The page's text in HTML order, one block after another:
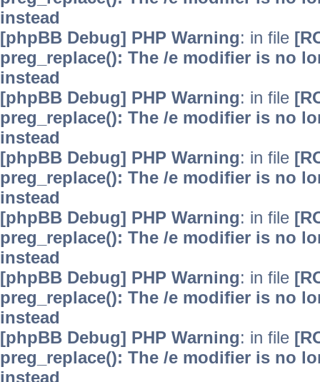
instead
[phpBB Debug] PHP Warning: in file
preg_replace(): The /e modifier is no
instead
[phpBB Debug] PHP Warning: in file
preg_replace(): The /e modifier is no
instead
[phpBB Debug] PHP Warning: in file
preg_replace(): The /e modifier is no
instead
[phpBB Debug] PHP Warning: in file
preg_replace(): The /e modifier is no
instead
[phpBB Debug] PHP Warning: in file
preg_replace(): The /e modifier is no
instead
[phpBB Debug] PHP Warning: in file
preg_replace(): The /e modifier is no
instead